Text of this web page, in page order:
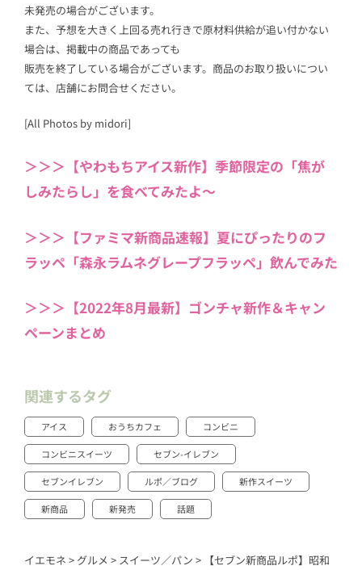
未発売の場合がございます。
また、予想を大きく上回る売れ行きで原材料供給が追い付かない
場合は、掲載中の商品であっても
販売を終了している場合がございます。商品のお取り扱いについ
ては、店舗にお問合せください。
[All Photos by midori]
＞＞＞【やわもちアイス新作】季節限定の「焦が
しみたらし」を食べてみたよ～
＞＞＞【ファミマ新商品速報】夏にぴったりのフ
ラッペ「森永ラムネグレープフラッペ」飲んでみた
＞＞＞【2022年8月最新】ゴンチャ新作＆キャン
ペーンまとめ
関連するタグ
アイス おうちカフェ コンビニ
コンビニスイーツ セブン-イレブン
セブンイレブン ルポ／ブログ 新作スイーツ
新商品 新発売 話題
イエモネ > グルメ > スイーツ／パン > 【セブン新商品ルポ】昭和